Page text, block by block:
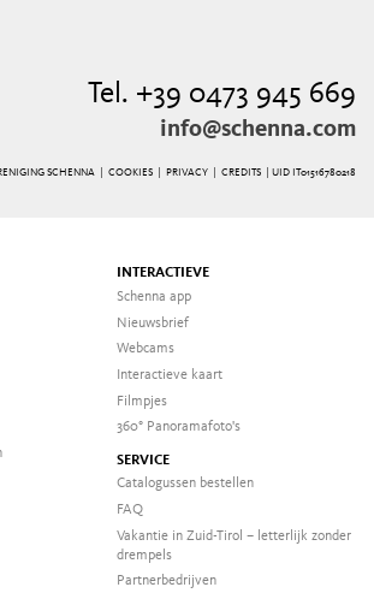
Tel. +39 0473 945 669
info@schenna.com
SCHENNA | COOKIES| PRIVACY| CREDITS | UID IT01516780218
INTERACTIEVE
Schenna app
Nieuwsbrief
Webcams
Interactieve kaart
Filmpjes
360° Panoramafoto's
SERVICE
Catalogussen bestellen
FAQ
Vakantie in Zuid-Tirol – letterlijk zonder
drempels
Partnerbedrijven